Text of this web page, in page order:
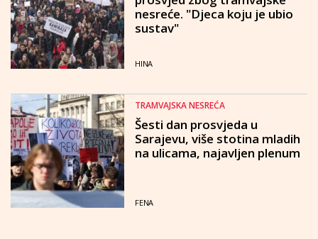
nesreće. "Djeca koju je ubio
sustav"
HINA
TRAMVAJSKA NESREĆA
Šesti dan prosvjeda u
Sarajevu, više stotina mladih
na ulicama, najavljen plenum
FENA